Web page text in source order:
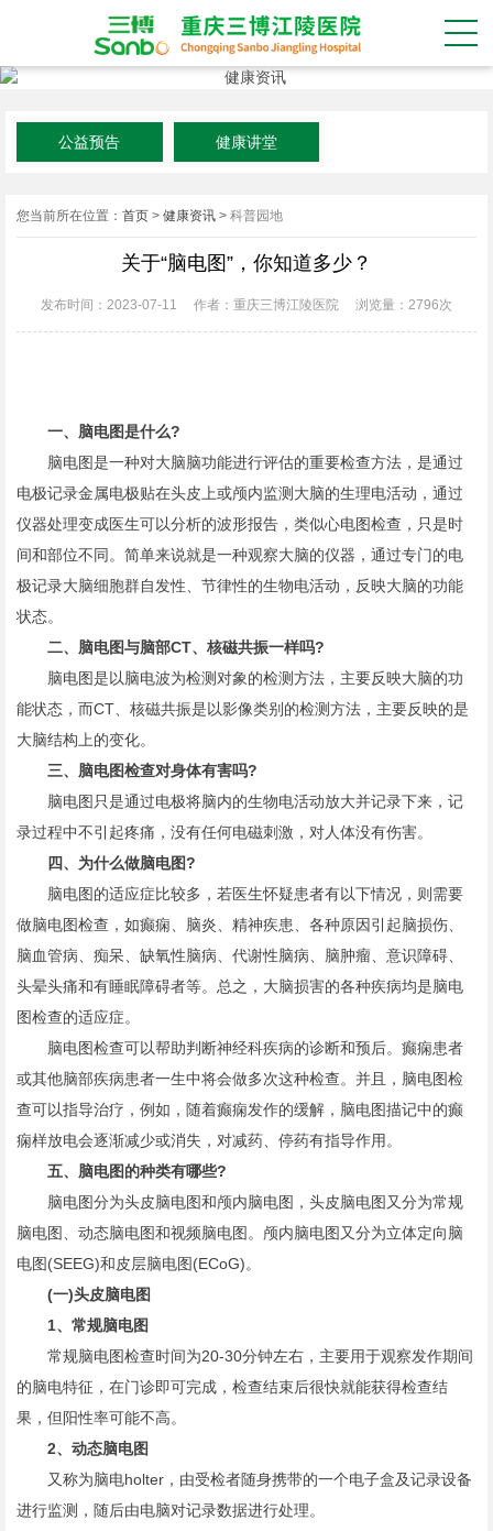
公益预告 健康讲堂
您当前所在位置： 首页 > 健康资讯 > 科普园地
关于“脑电图”，你知道多少？
发布时间：2023-07-11 作者：重庆三博江陵医院 浏览量： 2796次
一、脑电图是什么?
脑电图是一种对大脑脑功能进行评估的重要检查方法，是通过
电极记录金属电极贴在头皮上或颅内监测大脑的生理电活动，通过
仪器处理变成医生可以分析的波形报告，类似心电图检查，只是时
间和部位不同。简单来说就是一种观察大脑的仪器，通过专门的电
极记录大脑细胞群自发性、节律性的生物电活动，反映大脑的功能
状态。
二、脑电图与脑部CT、核磁共振一样吗?
脑电图是以脑电波为检测对象的检测方法，主要反映大脑的功
能状态，而CT、核磁共振是以影像类别的检测方法，主要反映的是
大脑结构上的变化。
三、脑电图检查对身体有害吗?
脑电图只是通过电极将脑内的生物电活动放大并记录下来，记
录过程中不引起疼痛，没有任何电磁刺激，对人体没有伤害。
四、为什么做脑电图?
脑电图的适应症比较多，若医生怀疑患者有以下情况，则需要
做脑电图检查，如癫痫、脑炎、精神疾患、各种原因引起脑损伤、
脑血管病、痴呆、缺氧性脑病、代谢性脑病、脑肿瘤、意识障碍、
头晕头痛和有睡眠障碍者等。总之，大脑损害的各种疾病均是脑电
图检查的适应症。
脑电图检查可以帮助判断神经科疾病的诊断和预后。癫痫患者
或其他脑部疾病患者一生中将会做多次这种检查。并且，脑电图检
查可以指导治疗，例如，随着癫痫发作的缓解，脑电图描记中的癫
痫样放电会逐渐减少或消失，对减药、停药有指导作用。
五、脑电图的种类有哪些?
脑电图分为头皮脑电图和颅内脑电图，头皮脑电图又分为常规
脑电图、动态脑电图和视频脑电图。颅内脑电图又分为立体定向脑
电图(SEEG)和皮层脑电图(ECoG)。
(一)头皮脑电图
1、常规脑电图
常规脑电图检查时间为20-30分钟左右，主要用于观察发作期间
的脑电特征，在门诊即可完成，检查结束后很快就能获得检查结
果，但阳性率可能不高。
2、动态脑电图
又称为脑电holter，由受检者随身携带的一个电子盒及记录设备
进行监测，随后由电脑对记录数据进行处理。